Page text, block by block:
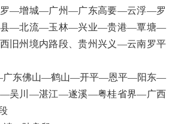
—增城—广州—广东高要—云浮—罗
—北流—玉林—兴业—贵港—覃塘—
旧州境内路段、贵州兴义—云南罗平
东佛山—鹤山—开平—恩平—阳东—
吴川—湛江—遂溪—粤桂省界—广西